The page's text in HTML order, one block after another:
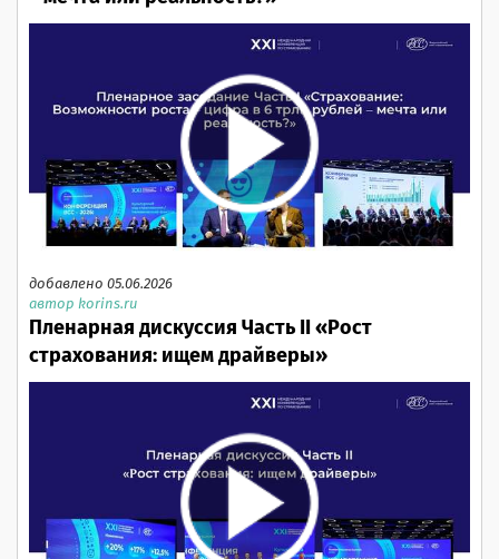
добавлено 05.06.2026
автор korins.ru
Пленарная дискуссия Часть II «Рост
страхования: ищем драйверы»